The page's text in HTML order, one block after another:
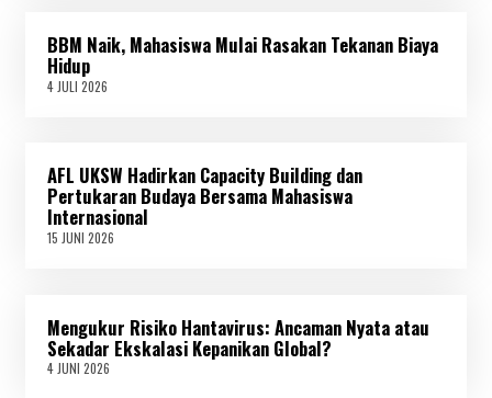
I
BBM Naik, Mahasiswa Mulai Rasakan Tekanan Biaya
Hidup
4 JULI 2026
2
0
2
6
AFL UKSW Hadirkan Capacity Building dan
Pertukaran Budaya Bersama Mahasiswa
Internasional
15 JUNI 2026
I
2
0
Mengukur Risiko Hantavirus: Ancaman Nyata atau
Sekadar Ekskalasi Kepanikan Global?
4 JUNI 2026